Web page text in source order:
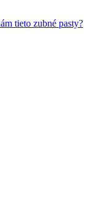
tieto zubné pasty?